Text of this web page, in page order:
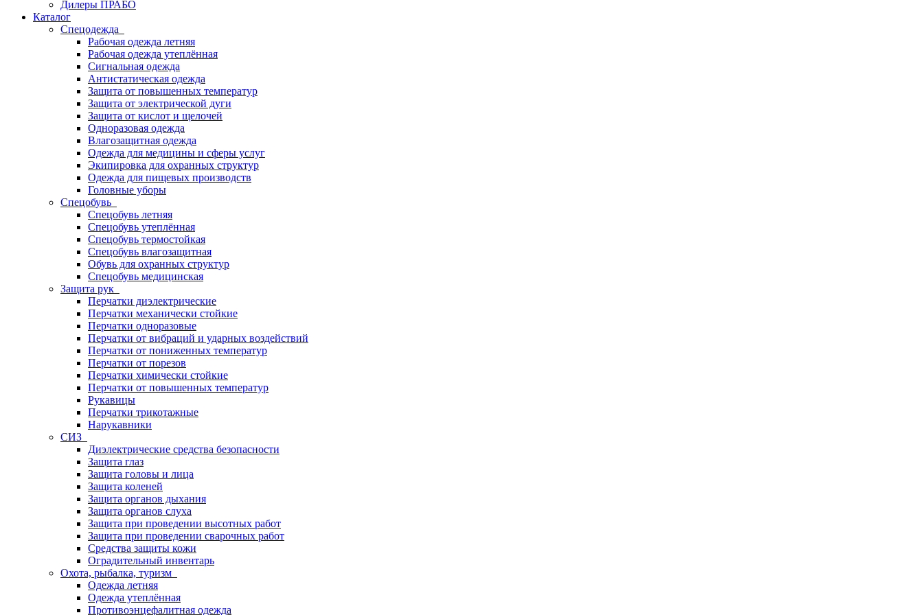
Дилеры ПРАБО
Каталог
Спецодежда
Рабочая одежда летняя
Рабочая одежда утеплённая
Сигнальная одежда
Антистатическая одежда
Защита от повышенных температур
Защита от электрической дуги
Защита от кислот и щелочей
Одноразовая одежда
Влагозащитная одежда
Одежда для медицины и сферы услуг
Экипировка для охранных структур
Одежда для пищевых производств
Головные уборы
Спецобувь
Спецобувь летняя
Спецобувь утеплённая
Спецобувь термостойкая
Спецобувь влагозащитная
Обувь для охранных структур
Спецобувь медицинская
Защита рук
Перчатки диэлектрические
Перчатки механически стойкие
Перчатки одноразовые
Перчатки от вибраций и ударных воздействий
Перчатки от пониженных температур
Перчатки от порезов
Перчатки химически стойкие
Перчатки от повышенных температур
Рукавицы
Перчатки трикотажные
Нарукавники
СИЗ
Диэлектрические средства безопасности
Защита глаз
Защита головы и лица
Защита коленей
Защита органов дыхания
Защита органов слуха
Защита при проведении высотных работ
Защита при проведении сварочных работ
Средства защиты кожи
Оградительный инвентарь
Охота, рыбалка, туризм
Одежда летняя
Одежда утеплённая
Противоэнцефалитная одежда